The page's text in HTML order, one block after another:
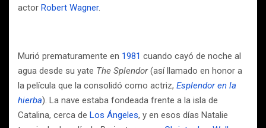
actor Robert Wagner.
Murió prematuramente en 1981 cuando cayó de noche al
agua desde su yate The Splendor(así llamado en honor a
la película que la consolidó como actriz, Esplendor en la
hierba). La nave estaba fondeada frente a la isla de
Catalina, cerca de Los Ángeles, y en esos días Natalie